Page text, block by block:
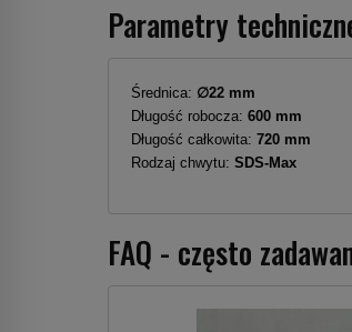
Parametry
Średnica: ∅22 mm
Długość robocza: 600 mm
Długość całkowita: 720 mm
Rodzaj chwytu: SDS-Max
FAQ - często